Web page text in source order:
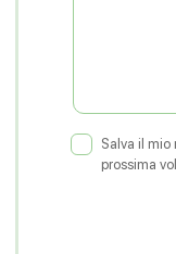
Salva il mio
prossima